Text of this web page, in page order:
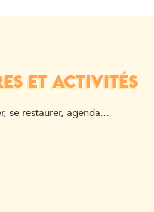
ET ACTIVITÉS
se restaurer, agenda...